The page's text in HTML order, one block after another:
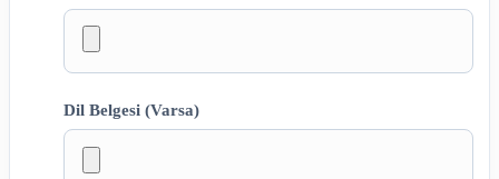
Dil Belgesi (Varsa)